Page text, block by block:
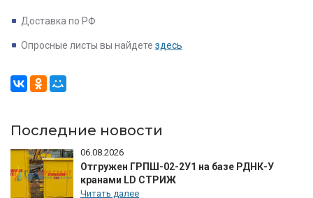
Доставка по РФ
Опросные листы вы найдете здесь
Последние новости
06.08.2026
Отгружен ГРПШ-02-2У1 на базе РДНК-У
кранами LD СТРИЖ
Читать далее